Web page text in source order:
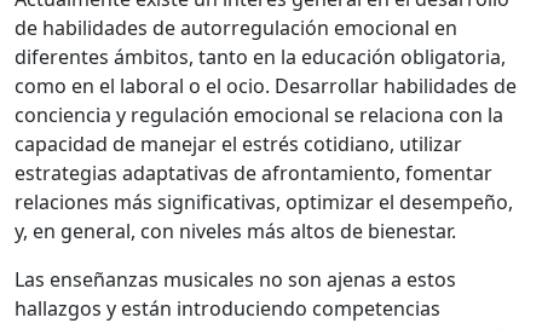
de habilidades de autorregulación emocional en
diferentes ámbitos, tanto en la educación obligatoria,
como en el laboral o el ocio. Desarrollar habilidades de
conciencia y regulación emocional se relaciona con la
capacidad de manejar el estrés cotidiano, utilizar
estrategias adaptativas de afrontamiento, fomentar
relaciones más significativas, optimizar el desempeño,
y, en general, con niveles más altos de bienestar.
Las enseñanzas musicales no son ajenas a estos
hallazgos y están introduciendo competencias